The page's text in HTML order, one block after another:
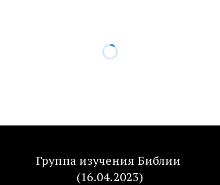
Группа изучения Библии
(16.04.2023)